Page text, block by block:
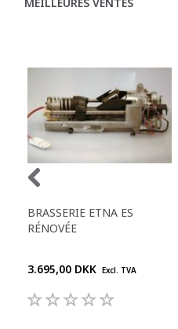
BRASSERIE ETNA ES
RÉNOVÉE
3.695,00 DKK Excl. TVA